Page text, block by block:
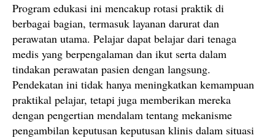
Program edukasi ini mencakup rotasi praktik di
berbagai bagian, termasuk layanan darurat dan
perawatan utama. Pelajar dapat belajar dari tenaga
medis yang berpengalaman dan ikut serta dalam
tindakan perawatan pasien dengan langsung.
Pendekatan ini tidak hanya meningkatkan kemampuan
praktikal pelajar, tetapi juga memberikan mereka
dengan pengertian mendalam tentang mekanisme
pengambilan keputusan keputusan klinis dalam situasi